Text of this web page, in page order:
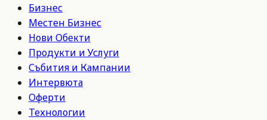
Бизнес
Местен Бизнес
Нови Обекти
Продукти и Услуги
Събития и Кампании
Интервюта
Оферти
Технологии